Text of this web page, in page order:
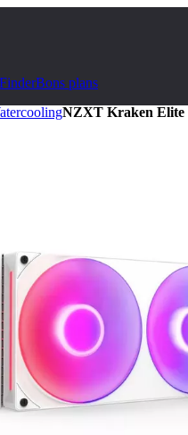
Bons plans
NZXT Kraken Elite